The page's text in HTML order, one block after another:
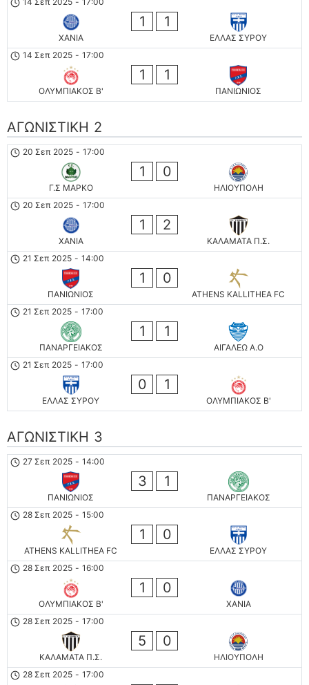
ΧΑΝΙΑ
1 1
ΕΛΛΑΣ ΣΥΡΟΥ
14 Σεπ 2025 - 17:00
ΟΛΥΜΠΙΑΚΟΣ Β'
1 1
ΠΑΝΙΩΝΙΟΣ
ΑΓΩΝΙΣΤΙΚΗ 2
20 Σεπ 2025 - 17:00
Γ.Σ ΜΑΡΚΟ
1 0
ΗΛΙΟΥΠΟΛΗ
20 Σεπ 2025 - 17:00
ΧΑΝΙΑ
1 2
ΚΑΛΑΜΑΤΑ Π.Σ.
21 Σεπ 2025 - 14:00
ΠΑΝΙΩΝΙΟΣ
1 0
ATHENS KALLITHEA FC
21 Σεπ 2025 - 17:00
ΠΑΝΑΡΓΕΙΑΚΟΣ
1 1
ΑΙΓΑΛΕΩ A.O
21 Σεπ 2025 - 17:00
ΕΛΛΑΣ ΣΥΡΟΥ
0 1
ΟΛΥΜΠΙΑΚΟΣ Β'
ΑΓΩΝΙΣΤΙΚΗ 3
27 Σεπ 2025 - 14:00
ΠΑΝΙΩΝΙΟΣ
3 1
ΠΑΝΑΡΓΕΙΑΚΟΣ
28 Σεπ 2025 - 15:00
ATHENS KALLITHEA FC
1 0
ΕΛΛΑΣ ΣΥΡΟΥ
28 Σεπ 2025 - 16:00
ΟΛΥΜΠΙΑΚΟΣ Β'
1 0
ΧΑΝΙΑ
28 Σεπ 2025 - 17:00
ΚΑΛΑΜΑΤΑ Π.Σ.
5 0
ΗΛΙΟΥΠΟΛΗ
28 Σεπ 2025 - 17:00